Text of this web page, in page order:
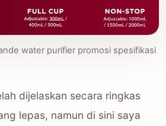
water purifier promosi spesifikasi
dijelaskan secara ringkas
lepas, namun di sini saya